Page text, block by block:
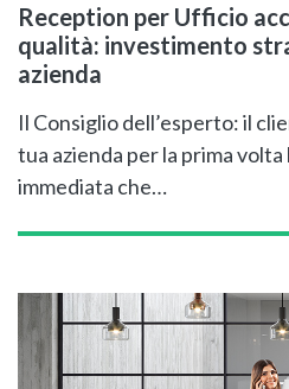
Reception per Ufficio
qualità: investimento
azienda
Il Consiglio dell’esperto: il
tua azienda per la prima
immediata che…